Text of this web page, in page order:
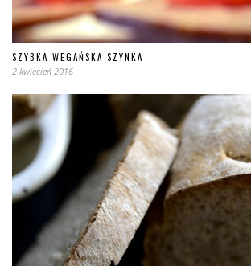
SZYBKA WEGAŃSKA SZYNKA
2 kwiecień 2016